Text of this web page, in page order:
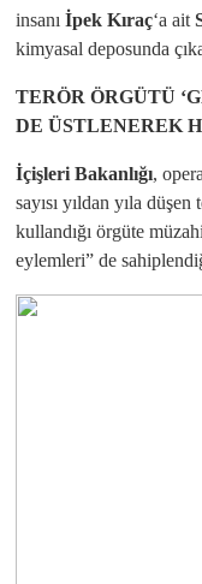
insanı İpek Kıraç‘a ait
kimyasal deposunda
TERÖR ÖRGÜTÜ
DE ÜSTLENEREK
İçişleri Bakanlığı,
sayısı yıldan yıla
kullandığı örgüte
eylemleri” de